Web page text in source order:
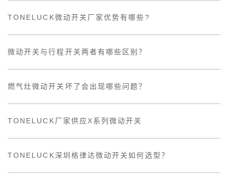
TONELUCK微动开关厂家优势有哪些?
微动开关与行程开关两者有哪些区别？
燃气灶微动开关坏了会出现哪些问题？
TONELUCK厂家供应X系列微动开关
TONELUCK深圳格律达微动开关如何选型？